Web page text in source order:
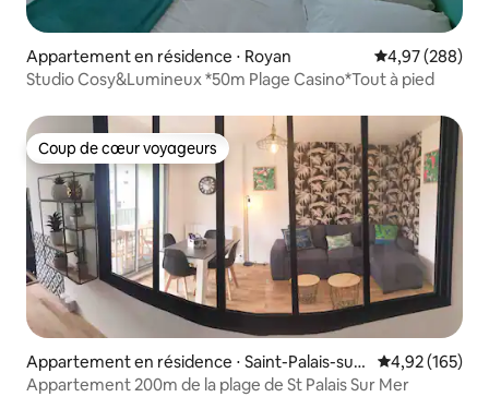
Appartement en résidence ⋅ Royan Évaluation
4,97 (288)
Studio Cosy&Lumineux *50m Plage Casino*Tout à pied
Coup de cœur voyageurs
Coup de cœur voyageurs
Appartement en résidence ⋅ Saint-Palais-sur-
Mer
Évaluation
4,92 (165)
Appartement 200m de la plage de St Palais Sur Mer